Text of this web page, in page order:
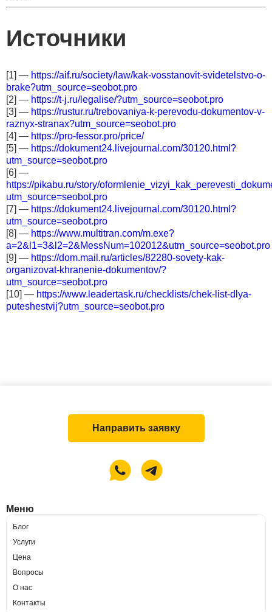
Источники
[1] — https://aif.ru/society/law/kak-vosstanovit-svidetelstvo-o-
brake?utm_source=seobot.pro
[2] — https://t-j.ru/legalise/?utm_source=seobot.pro
[3] — https://rustur.ru/trebovaniya-k-perevodu-dokumentov-v-
raznyx-stranax?utm_source=seobot.pro
[4] — https://pro-fessor.pro/price/
[5] — https://dokument24.livejournal.com/30120.html?
utm_source=seobot.pro
[6] —
https://pikabu.ru/story/
utm_source=seobot.pro
[7] — https://dokument24.livejournal.com/30120.html?
utm_source=seobot.pro
[8] — https://www.multitran.com/m.exe?
a=2&l1=3&l2=2&MessNum=102012&utm_source=seobot.pro
[9] — https://dom.mail.ru/articles/82280-sovety-kak-
organizovat-khranenie-dokumentov/?
utm_source=seobot.pro
[10] — https://www.leadertask.ru/checklists/chek-list-dlya-
puteshestvij?utm_source=seobot.pro
Направить заявку
Меню
Блог
Услуги
Цена
Вопросы
О нас
Контакты